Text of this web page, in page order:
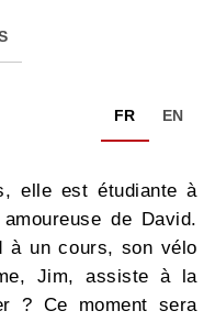
FR EN
elle est étudiante à
de David.
à un cours, son vélo
Jim, assiste à la
? Ce moment sera